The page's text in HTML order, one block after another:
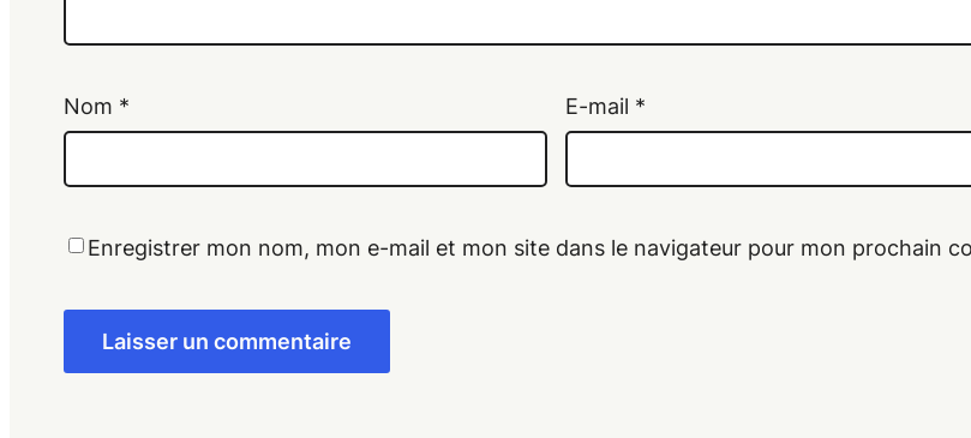
Nom * E-mail *
Enregistrer mon nom, mon e-mail et mon site dans le navigateur pour mon prochain